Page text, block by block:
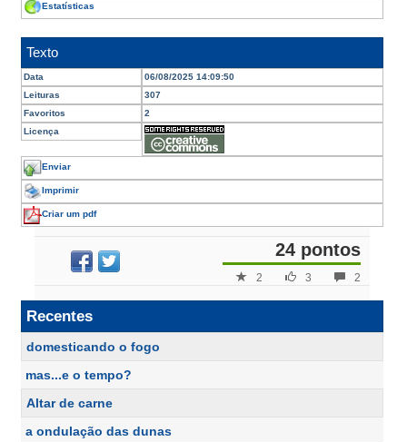
Estatísticas
Texto
Data
06/08/2025 14:09:50
Leituras
307
Favoritos
2
Licença
Enviar
Imprimir
Criar um pdf
24 pontos
2
3
2
Recentes
domesticando o fogo
mas...e o tempo?
Altar de carne
a ondulação das dunas